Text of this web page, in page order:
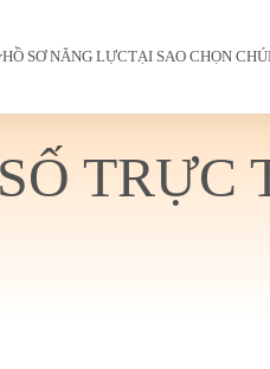
HỒ SƠ NĂNG LỰCTẠI SAO CHỌN
TRỰC